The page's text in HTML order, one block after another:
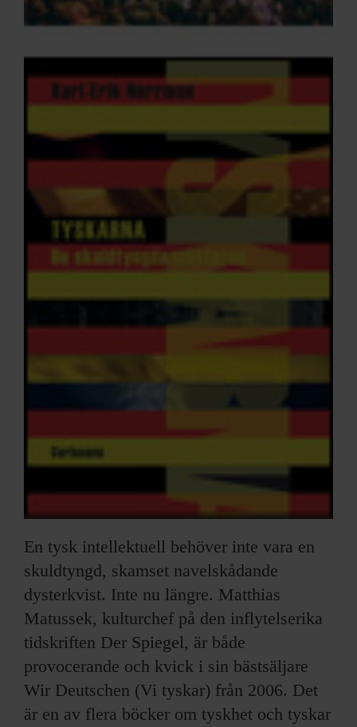
En tysk intellektuell behöver inte vara en
skuldtyngd, skamset navelskådande
dysterkvist. Inte nu längre. Matthias
Matussek, kulturchef på den inflytelserika
tidskriften Der Spiegel, är både
provocerande och kvick i sin bästsäljare
Wir Deutschen (Vi tyskar) från 2006. Det
är en av flera böcker om tyskhet och tyskar